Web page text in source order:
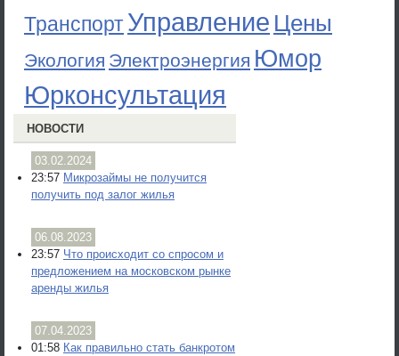
ТранспортУправление Цены
Экология Электроэнергия Юмор
Юрконсультация
НОВОСТИ
03.02.2024
23:57 Микрозаймы не получится
получить под залог жилья
06.08.2023
23:57 Что происходит со спросом и
предложением на московском рынке
аренды жилья
07.04.2023
01:58 Как правильно стать банкротом